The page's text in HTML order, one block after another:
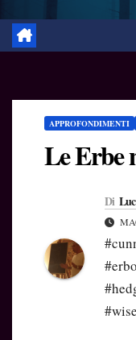
APPROFONDIMENTI
Le Erbe
Di